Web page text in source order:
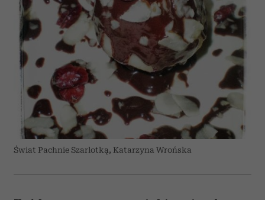
Świat Pachnie Szarlotką, Katarzyna Wrońska